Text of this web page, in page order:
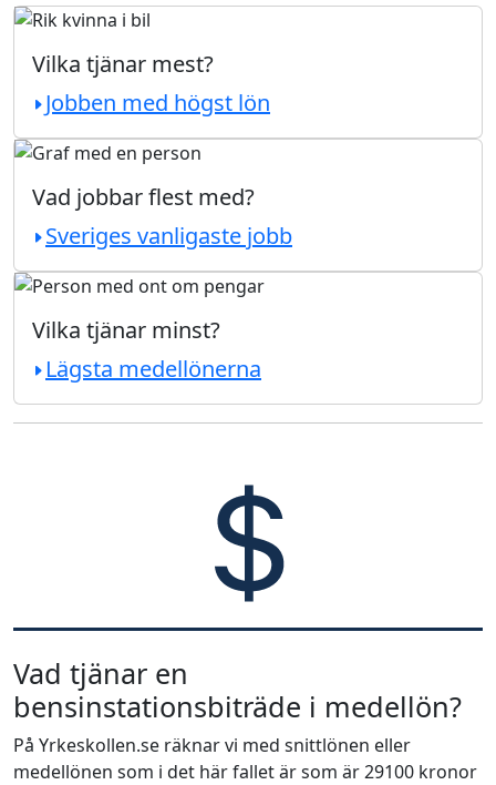
Vilka tjänar mest?
Jobben med högst lön
Vad jobbar flest med?
Sveriges vanligaste jobb
Vilka tjänar minst?
Lägsta medellönerna
Vad tjänar en
bensinstationsbiträde i medellön?
På Yrkeskollen.se räknar vi med snittlönen eller
medellönen som i det här fallet är som är 29100 kronor